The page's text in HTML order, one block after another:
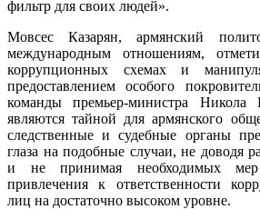
фильтр для своих людей».
Мовсес Казарян, армянский
международным отношениям,
коррупционных схемах и
предоставлением особого
команды премьер-министра
являются тайной для армянского
следственные и судебные органы
глаза на подобные случаи, не доводя
и не принимая необходимых
привлечения к ответственности
лиц на достаточно высоком уровне.